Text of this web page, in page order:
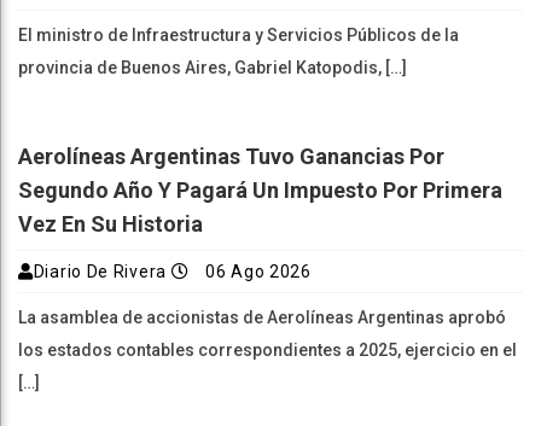
El ministro de Infraestructura y Servicios Públicos de la
provincia de Buenos Aires, Gabriel Katopodis, […]
Aerolíneas Argentinas Tuvo Ganancias Por
Segundo Año Y Pagará Un Impuesto Por Primera
Vez En Su Historia
Diario De Rivera 06 Ago 2026
La asamblea de accionistas de Aerolíneas Argentinas aprobó
los estados contables correspondientes a 2025, ejercicio en el
[…]